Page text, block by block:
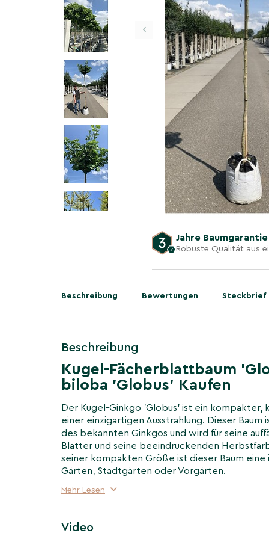
‹
Jahre
Robuste Qualität aus
Beschreibung Bewertungen Steckbrief
Beschreibung
Kugel-Fächerblattbaum
biloba 'Globus' Kaufen
Der Kugel-Ginkgo 'Globus' ist ein kompakter,
einer einzigartigen Ausstrahlung. Dieser Baum
des bekannten Ginkgos und wird für seine
Blätter und seine beeindruckenden
seiner kompakten Größe ist dieser Baum eine
Gärten, Stadtgärten oder Vorgärten.
Wachstum und Größe des
Fächerblattbaums 'Globus'
Mehr Lesen
Video